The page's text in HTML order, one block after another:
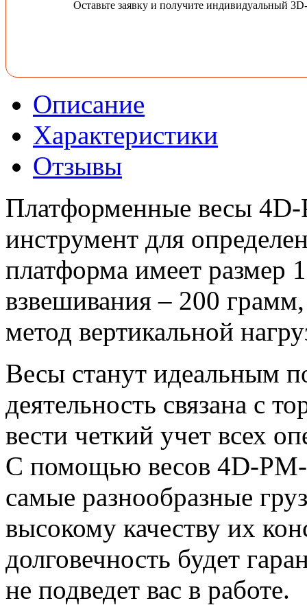
Оставьте заявку и получите индивидуальный
Описание
Характеристики
Отзывы
Платформенные весы
инструмент для
платформа имеет размер
взвешивания – 200
метод вертикальной
Весы станут идеальным
деятельность связана с
вести четкий учет всех
С помощью весов 4D-
самые разнообразные
высокому качеству их
долговечность будет
не подведет вас в работе.